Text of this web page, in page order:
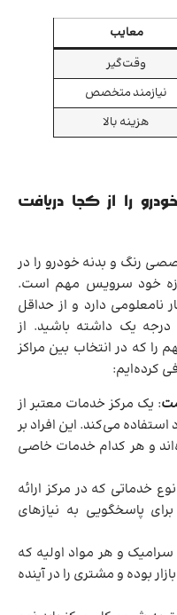
معایب
وقت‌گیر
نیازمند متخصص
هزینه بالا
را از کجا دریافت
رنگ و بدنه خودرو را در
خود سرویس مهم است.
نامعلومی دارد و از حداقل
درجه یک داشته باشید. از
را که در انتخاب بین مراکز
کرده‌ایم:
: یک مرکز خدمات معتبر از
می‌کند. این افراد بر
و هر کدام خدمات خاصی
خدماتی که در مرکز ارائه
پاسخگویی به نیازهای
سرامیک و هر مواد اولیه که
بوده و مشتری را در آینده